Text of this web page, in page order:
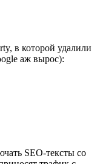
в которой удалили
аж вырос):
SEO-тексты со